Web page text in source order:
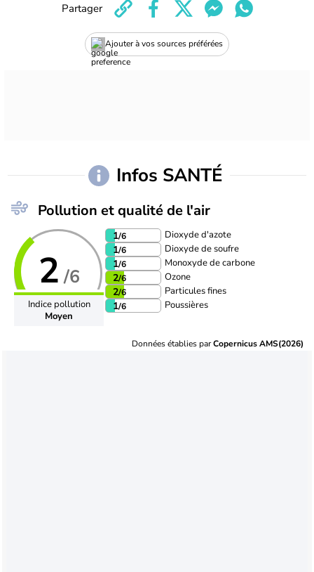
Ajouter à vos sources préférées
Partager
Infos SANTÉ
Pollution et qualité de l'air
2 /6
Indice pollution
Moyen
1/6 Dioxyde d'azote
1/6 Dioxyde de soufre
1/6 Monoxyde de carbone
2/6 Ozone
2/6 Particules fines
1/6 Poussières
Données établies parCopernicus AMS(2026)